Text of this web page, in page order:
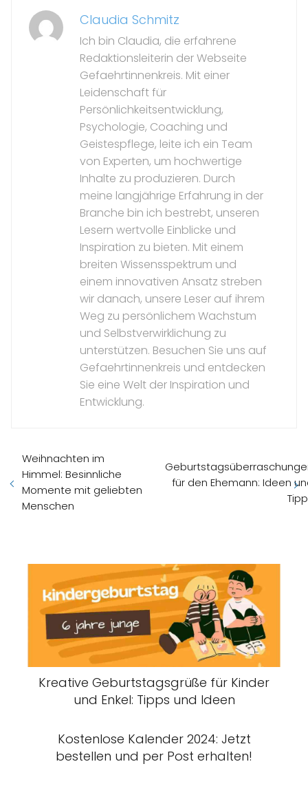
Claudia Schmitz
Ich bin Claudia, die erfahrene
Redaktionsleiterin der Webseite
Gefaehrtinnenkreis. Mit einer
Leidenschaft für
Persönlichkeitsentwicklung,
Psychologie, Coaching und
Geistespflege, leite ich ein Team
von Experten, um hochwertige
Inhalte zu produzieren. Durch
meine langjährige Erfahrung in der
Branche bin ich bestrebt, unseren
Lesern wertvolle Einblicke und
Inspiration zu bieten. Mit einem
breiten Wissensspektrum und
einem innovativen Ansatz streben
wir danach, unsere Leser auf ihrem
Weg zu persönlichem Wachstum
und Selbstverwirklichung zu
unterstützen. Besuchen Sie uns auf
Gefaehrtinnenkreis und entdecken
Sie eine Welt der Inspiration und
Entwicklung.
Weihnachten im
Himmel: Besinnliche
Momente mit geliebten
Menschen
für den Ehemann: Ideen
Kreative Geburtstagsgrüße für Kinder
und Enkel: Tipps und Ideen
Kostenlose Kalender 2024: Jetzt
bestellen und per Post erhalten!